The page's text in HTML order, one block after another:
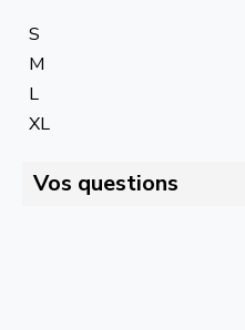
S
M
L
XL
Vos questions